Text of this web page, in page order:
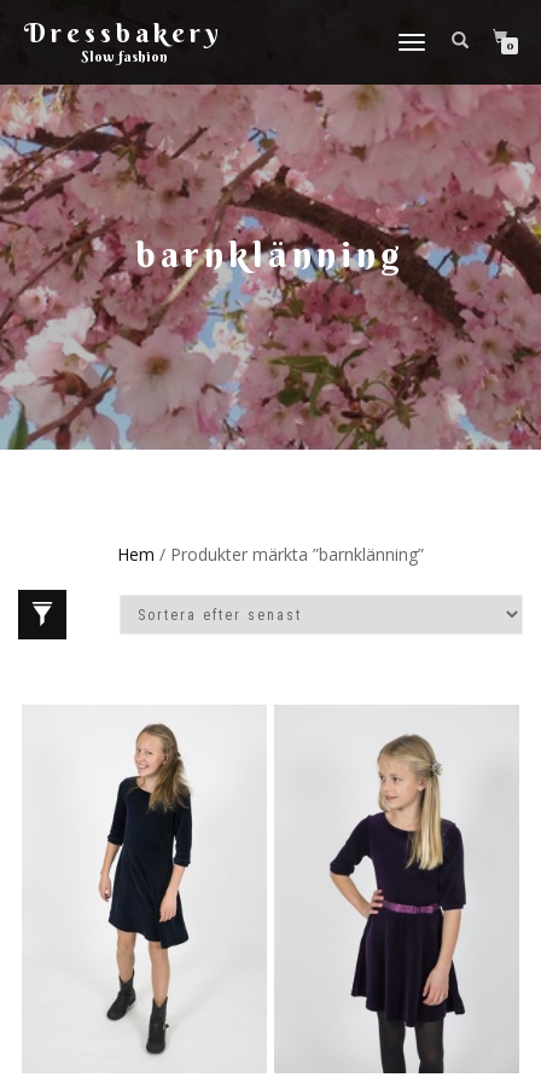
Dressbakery
Slow fashion
Slå
navigering
0
barnklänning
Hem / Produkter märkta ”barnklänning”